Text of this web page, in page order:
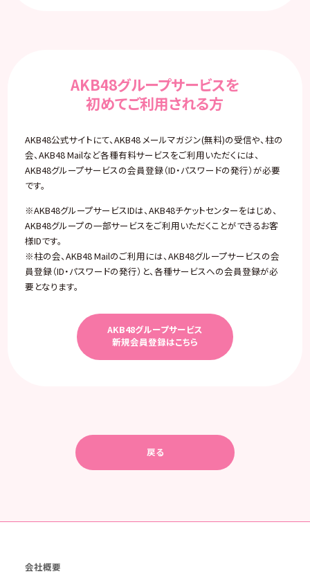
AKB48グループサービスを
初めてご利用される方
AKB48公式サイトにて、AKB48 メールマガジン(無料)の受信や、柱の
会、AKB48 Mailなど各種有料サービスをご利用いただくには、
AKB48グループサービスの会員登録（ID・パスワードの発行）が必要
です。
※AKB48グループサービスIDは、AKB48チケットセンターをはじめ、
AKB48グループの一部サービスをご利用いただくことができるお客
様IDです。
※柱の会、AKB48 Mailのご利用には、AKB48グループサービスの会
員登録（ID・パスワードの発行）と、各種サービスへの会員登録が必
要となります。
AKB48グループサービス
新規会員登録はこちら
戻る
会社概要